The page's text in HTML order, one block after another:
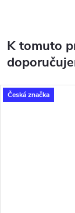
K tomuto
Česká značka